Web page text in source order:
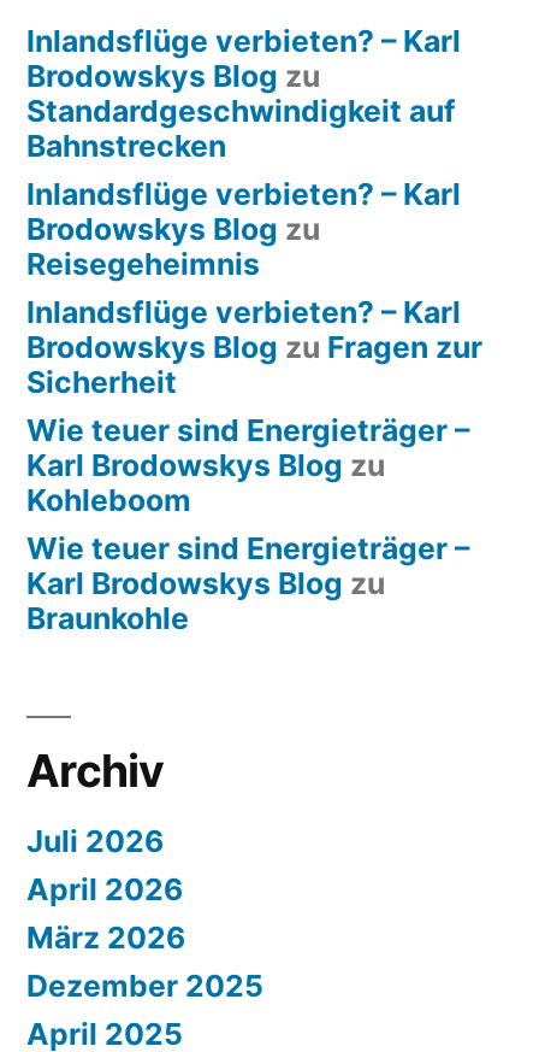
Inlandsflüge verbieten? – Karl
Brodowskys Blog zu
Standardgeschwindigkeit auf
Bahnstrecken
Inlandsflüge verbieten? – Karl
Brodowskys Blog zu
Reisegeheimnis
Inlandsflüge verbieten? – Karl
Brodowskys Blog zu Fragen zur
Sicherheit
Wie teuer sind Energieträger –
Karl Brodowskys Blog zu
Kohleboom
Wie teuer sind Energieträger –
Karl Brodowskys Blog zu
Braunkohle
Archiv
Juli 2026
April 2026
März 2026
Dezember 2025
April 2025